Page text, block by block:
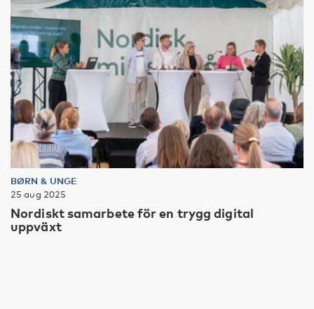
BØRN & UNGE
25 aug 2025
Nordiskt samarbete för en trygg digital
uppväxt